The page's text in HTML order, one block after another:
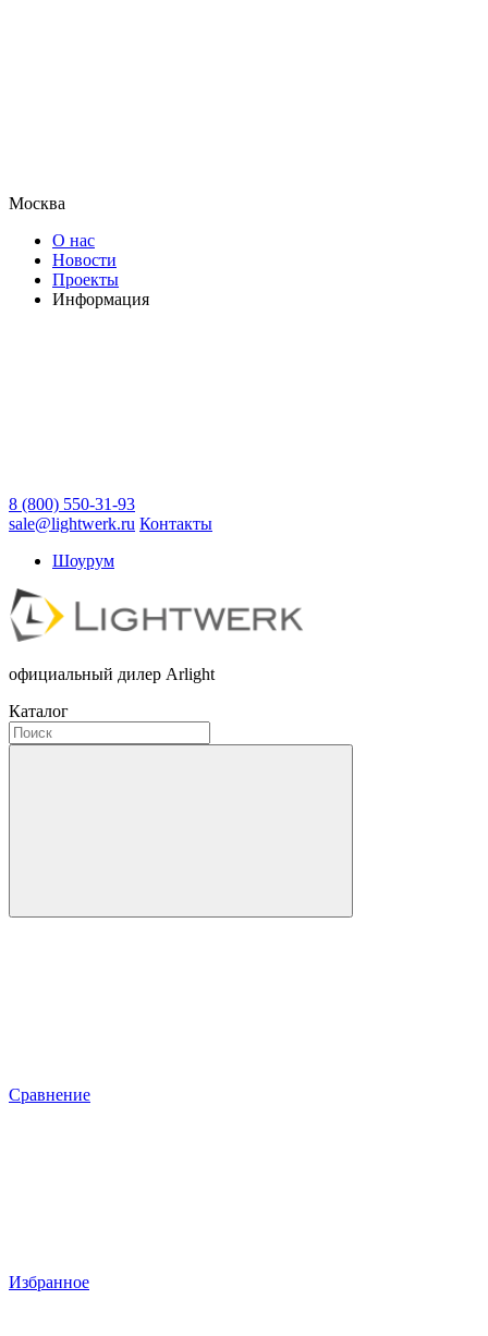
Москва
О нас
Новости
Проекты
Информация
8 (800) 550-31-93
sale@lightwerk.ru Контакты
Шоурум
официальный дилер Arlight
Каталог
Сравнение
Избранное